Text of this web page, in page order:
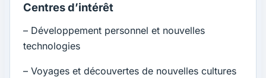
Centres d’intérêt
– Développement personnel et nouvelles
technologies
– Voyages et découvertes de nouvelles cultures